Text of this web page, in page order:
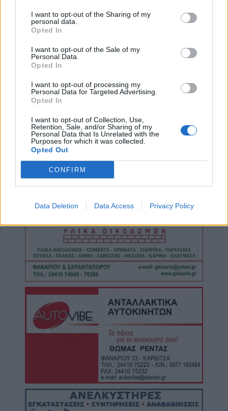
I want to opt-out of the Sharing of my
personal data.
Opted In
I want to opt-out of the Sale of my
Personal Data.
Opted In
I want to opt-out of processing my
Personal Data for Targeted Advertising.
Opted In
I want to opt-out of Collection, Use,
Retention, Sale, and/or Sharing of my
Personal Data that Is Unrelated with the
Purposes for which it was collected.
Opted Out
CONFIRM
Data Deletion Data Access Privacy Policy
Ανασύρθηκε χωρίς τις αισθήσεις του
ηλικιωμένος από πηγάδι σε οικισμό της
Αλεξανδρούπολης
8 Αυγούστου 2026, 21:54
παρούσα φάση δεν θα υπάρξουν αυξήσεις
στους λογαριασμούς των καταναλωτών
Σίσκος Α. Βασίλειος: "Οι ηλίθιοι"
8 Αυγούστου 2026, 20:55
υποδομών κεντρικής δομής του Μουσείου
8 Αυγούστου 2026, 19:33
Την Κυριακή 9 Αυγούστου η κηδεία του
Κωνσταντίνου Βογιατζή
8 Αυγούστου 2026, 19:28
Την Δευτέρα 10 Αυγούστου η κηδεία του
Κωνσταντίνου Πλεξίδα
8 Αυγούστου 2026, 19:13
Την Κυριακή 9 Αυγούστου η κηδεία της
Μετώπη: Χωρίς τις αισθήσεις του
ανασύρθηκε από την θάλασσα 43χρονος
8 Αυγούστου 2026, 17:14